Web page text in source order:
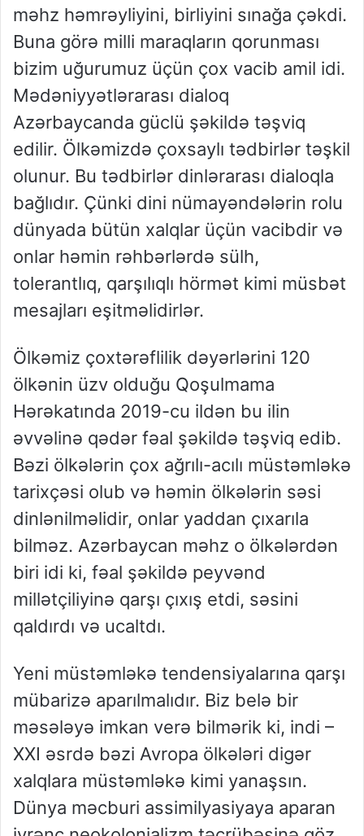
məhz həmrəyliyini, birliyini sınağa çəkdi.
Buna görə milli maraqların qorunması
bizim uğurumuz üçün çox vacib amil idi.
Mədəniyyətlərarası dialoq
Azərbaycanda güclü şəkildə təşviq
edilir. Ölkəmizdə çoxsaylı tədbirlər təşkil
olunur. Bu tədbirlər dinlərarası dialoqla
bağlıdır. Çünki dini nümayəndələrin rolu
dünyada bütün xalqlar üçün vacibdir və
onlar həmin rəhbərlərdə sülh,
tolerantlıq, qarşılıqlı hörmət kimi müsbət
mesajları eşitməlidirlər.
Ölkəmiz çoxtərəflilik dəyərlərini 120
ölkənin üzv olduğu Qoşulmama
Hərəkatında 2019-cu ildən bu ilin
əvvəlinə qədər fəal şəkildə təşviq edib.
Bəzi ölkələrin çox ağrılı-acılı müstəmləkə
tarixçəsi olub və həmin ölkələrin səsi
dinlənilməlidir, onlar yaddan çıxarıla
bilməz. Azərbaycan məhz o ölkələrdən
biri idi ki, fəal şəkildə peyvənd
millətçiliyinə qarşı çıxış etdi, səsini
qaldırdı və ucaltdı.
Yeni müstəmləkə tendensiyalarına qarşı
mübarizə aparılmalıdır. Biz belə bir
məsələyə imkan verə bilmərik ki, indi –
XXI əsrdə bəzi Avropa ölkələri digər
xalqlara müstəmləkə kimi yanaşsın.
Dünya məcburi assimilyasiyaya aparan